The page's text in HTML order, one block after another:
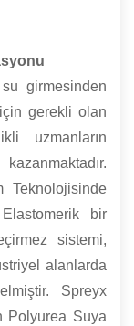
su girmesinden
gerekli olan
uzmanların
Teknolojisinde
bir
sistemi,
alanlarda
Spreyx
Polyurea Suya